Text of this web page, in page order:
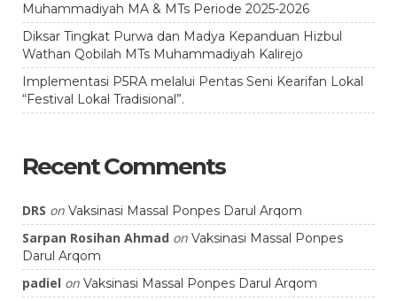
Muhammadiyah MA & MTs Periode 2025-2026
Diksar Tingkat Purwa dan Madya Kepanduan Hizbul
Wathan Qobilah MTs Muhammadiyah Kalirejo
Implementasi P5RA melalui Pentas Seni Kearifan Lokal
“Festival Lokal Tradisional”.
Recent Comments
DRS on Vaksinasi Massal Ponpes Darul Arqom
Sarpan Rosihan Ahmad on Vaksinasi Massal Ponpes
Darul Arqom
padiel on Vaksinasi Massal Ponpes Darul Arqom